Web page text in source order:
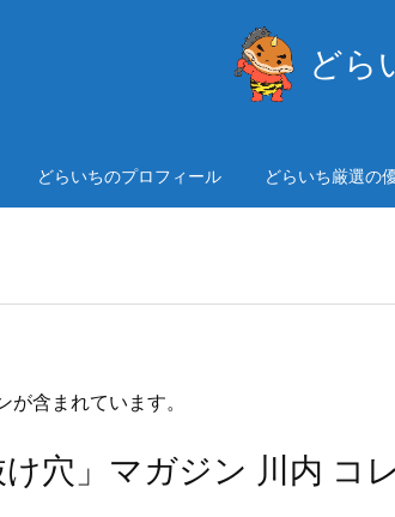
どら
どらいちのプロフィール どらいち厳選の
含まれています。
穴」マガジン 川内 コ